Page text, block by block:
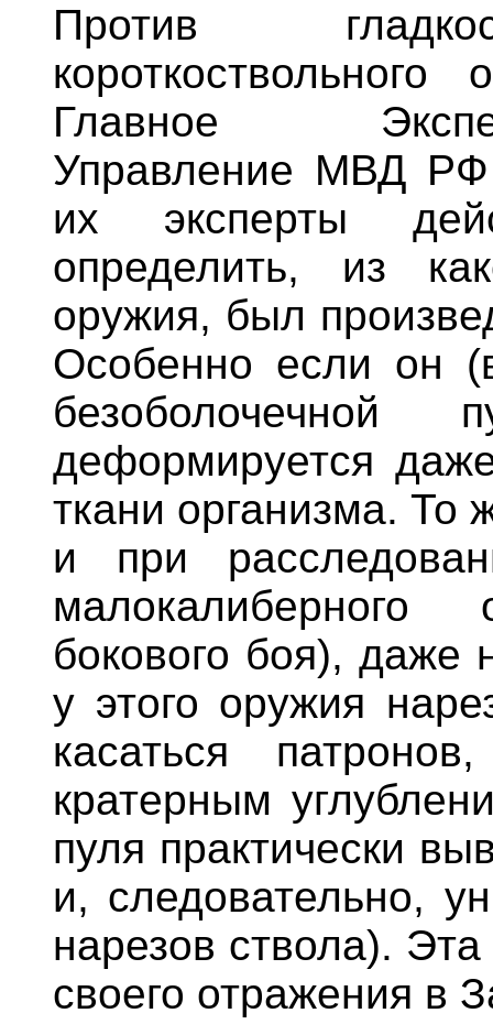
Против
Главное
Управление МВД
их эксперты
определить, из
оружия, был
Особенно если он
безоболочечной
деформируется
ткани организма. То
и при
бокового боя), даже
у этого оружия
касаться
кратерным
пуля практически
и, следовательно,
нарезов ствола).
своего отражения в